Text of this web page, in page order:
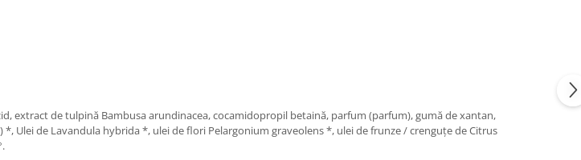
extract de tulpină Bambusa arundinacea, cocamidopropil betaină, parfum (parfum), gumă de xantan,
Ulei de Lavandula hybrida *, ulei de flori Pelargonium graveolens *, ulei de frunze / crenguțe de Citrus